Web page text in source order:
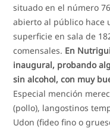
situado en el número
abierto al público hace
superficie en sala de
comensales. En
inaugural, probando
sin alcohol, con muy
Especial mención
(pollo), langostinos
Udon (fideo fino o